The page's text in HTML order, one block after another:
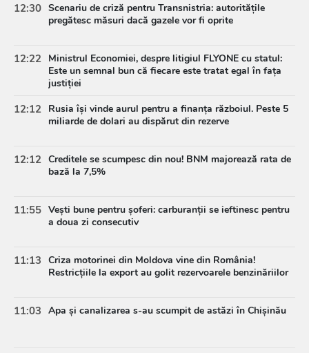
12:30 Scenariu de criză pentru Transnistria: autoritățile
pregătesc măsuri dacă gazele vor fi oprite
12:22 Ministrul Economiei, despre litigiul FLYONE cu statul:
Este un semnal bun că fiecare este tratat egal în fața
justiției
12:12 Rusia își vinde aurul pentru a finanța războiul. Peste 5
miliarde de dolari au dispărut din rezerve
12:12 Creditele se scumpesc din nou! BNM majorează rata de
bază la 7,5%
11:55 Vești bune pentru șoferi: carburanții se ieftinesc pentru
a doua zi consecutiv
11:13 Criza motorinei din Moldova vine din România!
Restricțiile la export au golit rezervoarele benzinăriilor
11:03 Apa și canalizarea s-au scumpit de astăzi în Chișinău